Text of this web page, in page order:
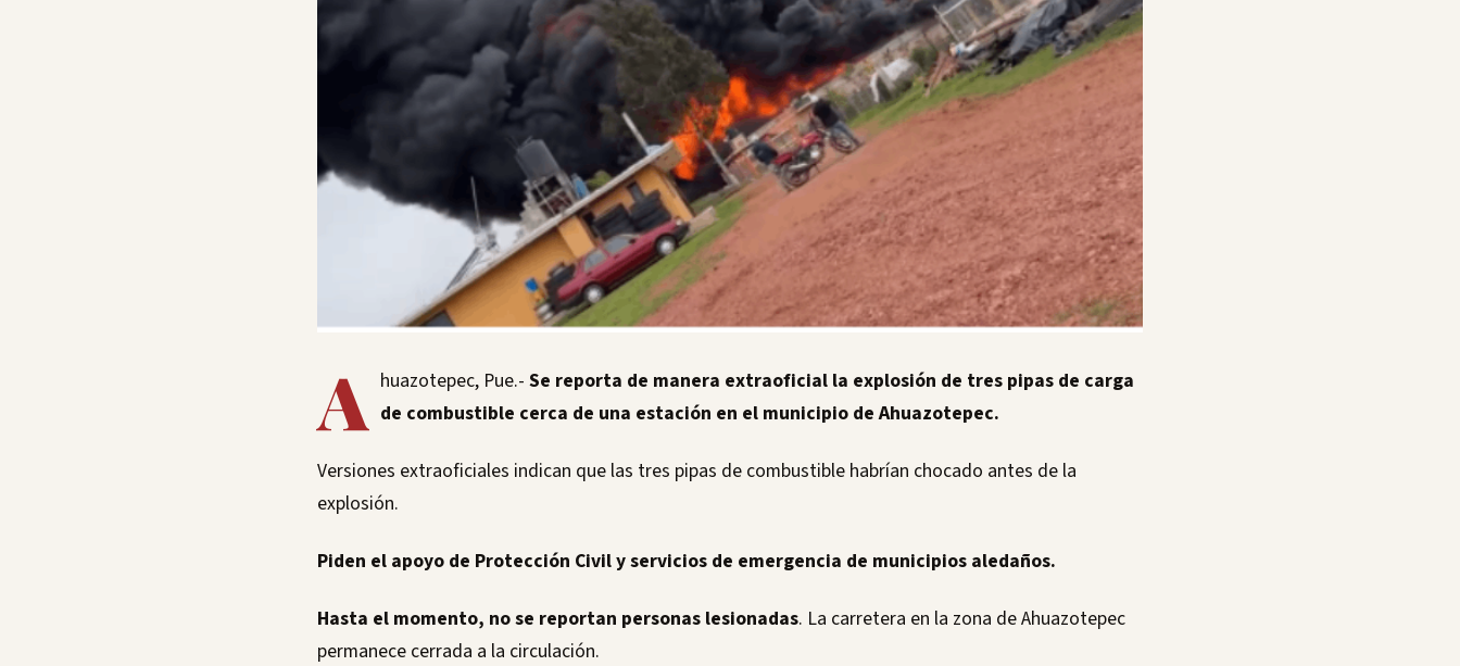
A huazotepec, Pue.- Se reporta de manera extraoficial la explosión de tres pipas de carga
de combustible cerca de una estación en el municipio de Ahuazotepec.
Versiones extraoficiales indican que las tres pipas de combustible habrían chocado antes de la
explosión.
Piden el apoyo de Protección Civil y servicios de emergencia de municipios aledaños.
Hasta el momento, no se reportan personas lesionadas. La carretera en la zona de Ahuazotepec
permanece cerrada a la circulación.